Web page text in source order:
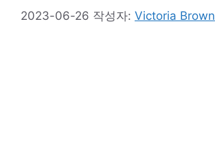
2023-06-26 작성자: Victoria Brown